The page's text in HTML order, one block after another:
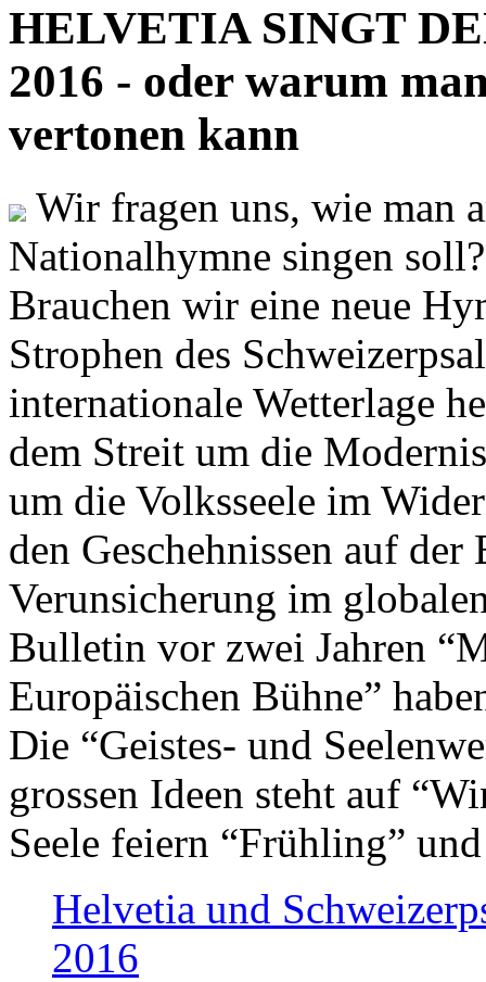
HELVETIA SINGT
2016 - oder warum
vertonen kann
Wir fragen uns, wie man
Nationalhymne singen
Brauchen wir eine neue
Strophen des
internationale Wetterlage
dem Streit um die
um die Volksseele im
den Geschehnissen auf
Verunsicherung im
Bulletin vor zwei Jahren
Europäischen Bühne”
Die “Geistes- und
grossen Ideen steht auf
Seele feiern “Frühling”
Helvetia und
2016